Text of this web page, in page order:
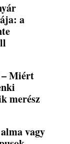
a
Miért
merész
vagy